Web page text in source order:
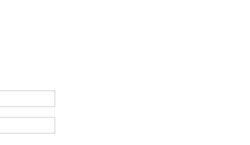
Posta:*